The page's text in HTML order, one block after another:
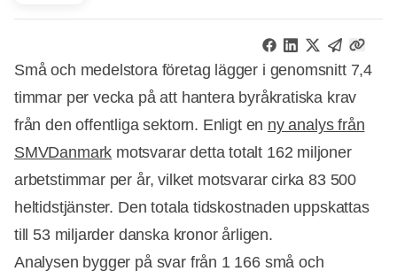
Små och medelstora företag lägger i genomsnitt 7,4
timmar per vecka på att hantera byråkratiska krav
från den offentliga sektorn. Enligt en ny analys från
SMVDanmark motsvarar detta totalt 162 miljoner
arbetstimmar per år, vilket motsvarar cirka 83 500
heltidstjänster. Den totala tidskostnaden uppskattas
till 53 miljarder danska kronor årligen.
Analysen bygger på svar från 1 166 små och